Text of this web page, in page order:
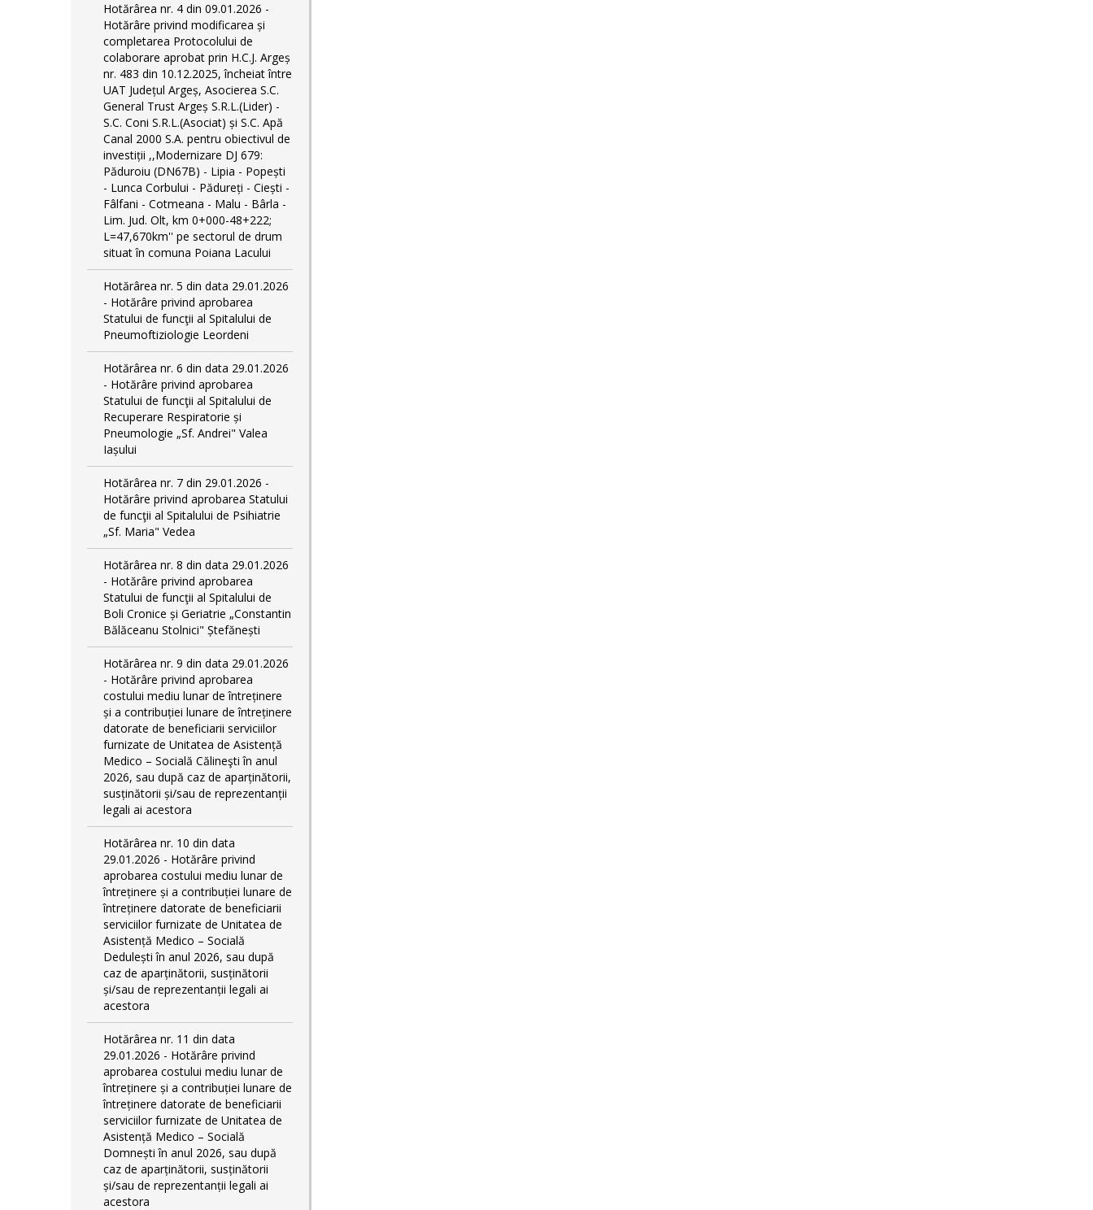
Hotărârea nr. 4 din 09.01.2026 -
Hotărâre privind modificarea și
completarea Protocolului de
colaborare aprobat prin H.C.J. Argeș
nr. 483 din 10.12.2025, încheiat între
UAT Județul Argeș, Asocierea S.C.
General Trust Argeș S.R.L.(Lider) -
S.C. Coni S.R.L.(Asociat) și S.C. Apă
Canal 2000 S.A. pentru obiectivul de
investiții ,,Modernizare DJ 679:
Păduroiu (DN67B) - Lipia - Popești
- Lunca Corbului - Pădureți - Ciești -
Fâlfani - Cotmeana - Malu - Bârla -
Lim. Jud. Olt, km 0+000-48+222;
L=47,670km'' pe sectorul de drum
situat în comuna Poiana Lacului
Hotărârea nr. 5 din data 29.01.2026
- Hotărâre privind aprobarea
Statului de funcţii al Spitalului de
Pneumoftiziologie Leordeni
Hotărârea nr. 6 din data 29.01.2026
- Hotărâre privind aprobarea
Statului de funcţii al Spitalului de
Recuperare Respiratorie și
Pneumologie „Sf. Andrei" Valea
Iașului
Hotărârea nr. 7 din 29.01.2026 -
Hotărâre privind aprobarea Statului
de funcţii al Spitalului de Psihiatrie
„Sf. Maria" Vedea
Hotărârea nr. 8 din data 29.01.2026
- Hotărâre privind aprobarea
Statului de funcţii al Spitalului de
Boli Cronice și Geriatrie „Constantin
Bălăceanu Stolnici" Ștefănești
Hotărârea nr. 9 din data 29.01.2026
- Hotărâre privind aprobarea
costului mediu lunar de întreținere
și a contribuției lunare de întreținere
datorate de beneficiarii serviciilor
furnizate de Unitatea de Asistență
Medico – Socială Călineşti în anul
2026, sau după caz de aparținătorii,
susținătorii și/sau de reprezentanții
legali ai acestora
Hotărârea nr. 10 din data
29.01.2026 - Hotărâre privind
aprobarea costului mediu lunar de
întreținere și a contribuției lunare de
întreținere datorate de beneficiarii
serviciilor furnizate de Unitatea de
Asistență Medico – Socială
Dedulești în anul 2026, sau după
caz de aparținătorii, susținătorii
și/sau de reprezentanții legali ai
acestora
Hotărârea nr. 11 din data
29.01.2026 - Hotărâre privind
aprobarea costului mediu lunar de
întreținere și a contribuției lunare de
întreținere datorate de beneficiarii
serviciilor furnizate de Unitatea de
Asistență Medico – Socială
Domnești în anul 2026, sau după
caz de aparținătorii, susținătorii
și/sau de reprezentanții legali ai
acestora